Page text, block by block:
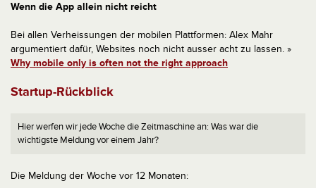
Wenn die App allein nicht reicht
Bei allen Verheissungen der mobilen Plattformen: Alex Mahr
argumentiert dafür, Websites noch nicht ausser acht zu lassen. »
Why mobile only is often not the right approach
Startup-Rückblick
Hier werfen wir jede Woche die Zeitmaschine an: Was war die
wichtigste Meldung vor einem Jahr?
Die Meldung der Woche vor 12 Monaten: